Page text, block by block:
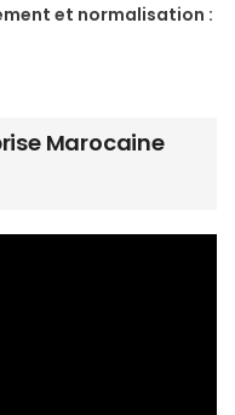
et normalisation :
Marocaine